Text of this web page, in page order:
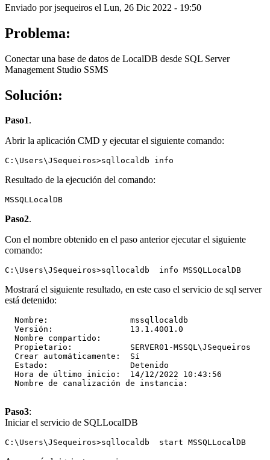
Enviado porjsequeiros el Lun, 26 Dic 2022 - 19:50
Problema:
Conectar una base de datos de LocalDB desde SQL Server
Management Studio SSMS
Solución:
Paso1.
Abrir la aplicación CMD y ejecutar el siguiente comando:
Resultado de la ejecución del comando:
Paso2.
Con el nombre obtenido en el paso anterior ejecutar el siguiente
comando:
Mostrará el siguiente resultado, en este caso el servicio de sql server
está detenido:
  Nombre:                 mssqllocaldb
  Versión:                13.1.4001.0
  Nombre compartido:
  Propietario:            SERVER01-MSSQL\JSequeiros
  Crear automáticamente:  Sí
  Estado:                 Detenido
  Hora de último inicio:  14/12/2022 10:43:56
  Nombre de canalización de instancia:
Paso3:
Iniciar el servicio de SQLLocalDB